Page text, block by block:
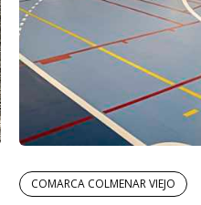
COMARCA COLMENAR VIEJO